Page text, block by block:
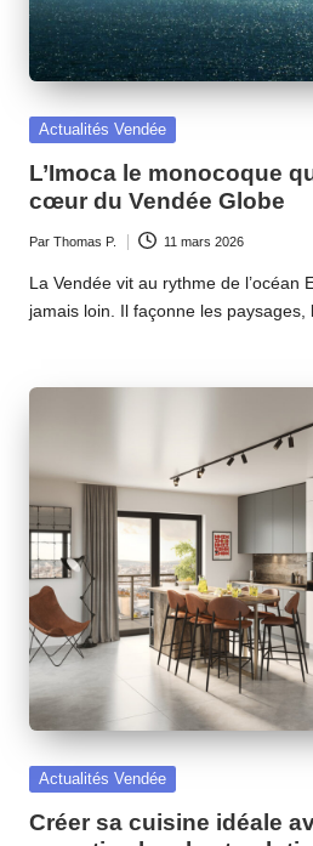
Posted
Actualités Vendée
L’Imoca le monocoque
cœur du Vendée Globe
par
Par Thomas P. 11 mars 2026
La Vendée vit au rythme de l’océan
jamais loin. Il façonne les
Posted
Actualités Vendée
Créer sa cuisine idéale